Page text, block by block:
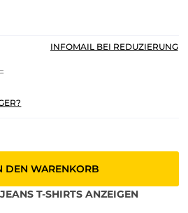
INFOMAIL BEI REDUZIERUNG
DEN WARENKORB
T-SHIRTSANZEIGEN